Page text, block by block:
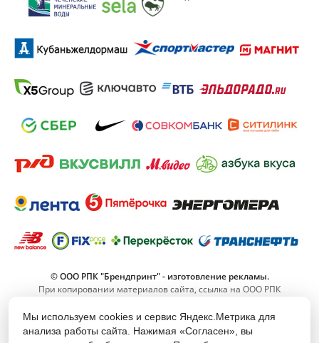
© ООО РПК "Брендпринт" - изготовление рекламы.
При копировании материалов сайта, ссылка на ООО РПК
8 (800) 555-11-42
Мы используем cookies и сервис Яндекс.Метрика для
анализа работы сайта. Нажимая «Согласен», вы